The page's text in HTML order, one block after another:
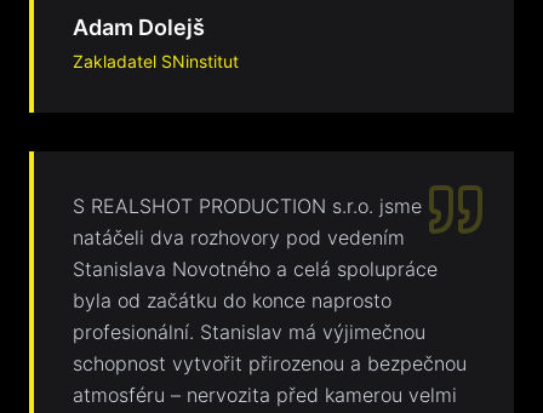
Adam Dolejš
Zakladatel SNinstitut
S REALSHOT PRODUCTION s.r.o. jsme
natáčeli dva rozhovory pod vedením
Stanislava Novotného a celá spolupráce
byla od začátku do konce naprosto
profesionální. Stanislav má výjimečnou
schopnost vytvořit přirozenou a bezpečnou
atmosféru – nervozita před kamerou velmi